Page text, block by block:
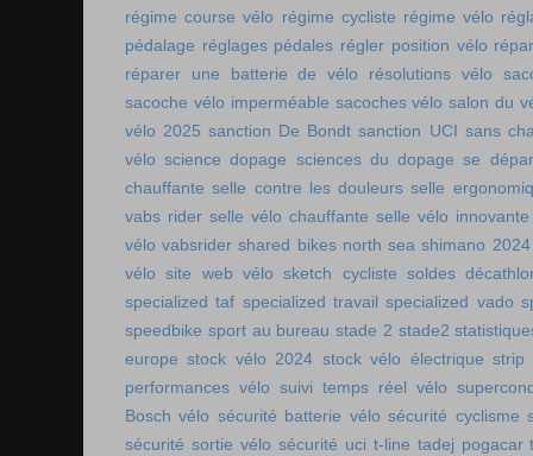
régime course vélo régime cycliste régime vélo
pédalage réglages pédales régler position vélo
réparer une batterie de vélo
résolutions vélo
sacoche vélo imperméable sacoches vélo salon du
vélo 2025 sanction De Bondt sanction UCI sans
vélo science dopage sciences du dopage se
chauffante selle contre les douleurs selle
vabs rider selle vélo chauffante selle vélo innovante
vélo vabsrider shared bikes north sea shimano 2024
vélo site web vélo sketch cycliste soldes
specialized taf specialized travail specialized vado
speedbike sport au bureau stade 2 stade2
europe stock vélo 2024 stock vélo électrique strip
performances vélo suivi temps réel vélo
Bosch vélo sécurité batterie vélo sécurité cyclisme
sécurité sortie vélo sécurité uci t-line tadej pogacar